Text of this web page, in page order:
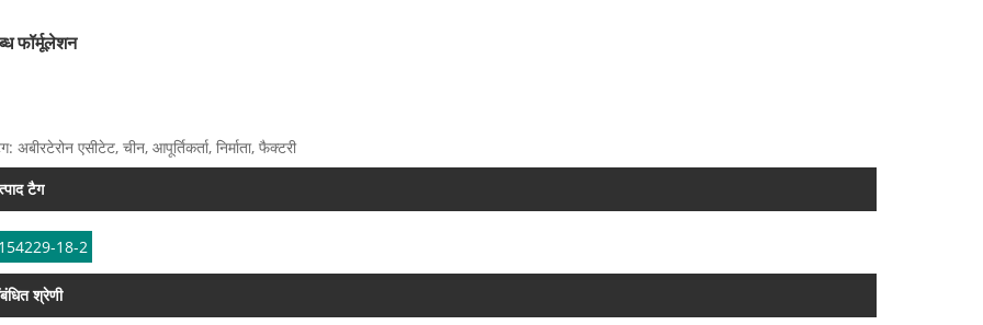
फॉर्मूलेशन
अबीरटेरोन एसीटेट, चीन, आपूर्तिकर्ता, निर्माता, फैक्टरी
टैग
18-2
श्रेणी